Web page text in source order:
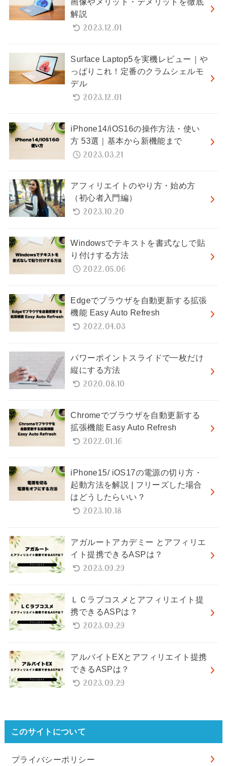
解説
2023.12.01
Surface Laptop5を実機レビュー｜や
っぱりこれ！定番のクラムシェルモ
デル
2023.12.01
iPhone14/iOS16の操作方法・使い
方 53選｜基本から新機能まで
2023.03.21
アフィリエイトのやり方・始め方
（初心者入門編）
2023.10.20
Windowsでテキストを書式なしで貼
り付けする方法
2022.05.06
Edgeでブラウザを自動更新する拡張
機能 Easy Auto Refresh
2022.04.03
パワーポイントスライドで一枚だけ
縦にする方法
2020.08.10
Chromeでブラウザを自動更新する
拡張機能 Easy Auto Refresh
2022.01.16
iPhone15/ iOS17の電源の切り方・
起動方法を解説 | フリーズした場合
はどうしたらいい？
2023.10.18
アガルートアカデミー とアフィリエ
イト提携できるASPは？
2023.09.29
ＬＣラブコスメとアフィリエイト提
携できるASPは？
2023.09.29
アルバイトEXとアフィリエイト提携
できるASPは？
2023.09.29
このサイトについて
プライバシーポリシー